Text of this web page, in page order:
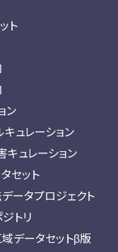
ト
ン
ュレーション
キュレーション
セット
ータプロジェクト
トリ
データセットβ版